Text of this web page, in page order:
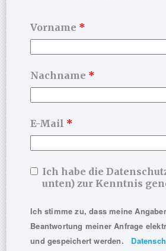
Wofür nutzbar?
Team & Supervision:
Schulengrenzen hinweg.
Patient:innenerklärung:
warumwelche Schritte sinnvoll
Das Poster
Anschluss-Ringen
systemisch / humanistisch).
markieren
bidirektionale
Rückkoppelungsprozesse
Vorname *
Nachname *
E-Mail *
Ich habe die
unten) zur Kenntnis
Ich stimme zu, dass meine
Beantwortung meiner Anfrage
und gespeichert werden.